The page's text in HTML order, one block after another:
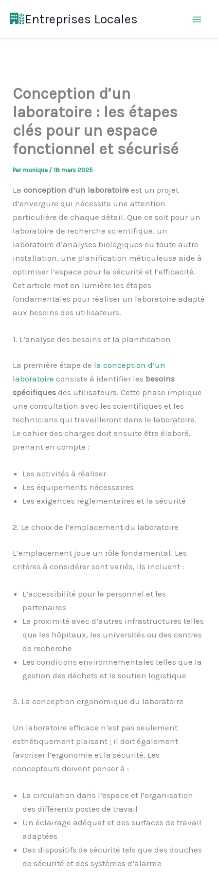
Entreprises Locales
Conception d’un
laboratoire : les étapes
clés pour un espace
fonctionnel et sécurisé
Parmonique /18 mars 2025
Laconception d’un laboratoire est un projet
d’envergure qui nécessite une attention
particulière de chaque détail. Que ce soit pour un
laboratoire de recherche scientifique, un
laboratoire d’analyses biologiques ou toute autre
installation, une planification méticuleuse aide à
optimiser l’espace pour la sécurité et l’efficacité.
Cet article met en lumière les étapes
fondamentales pour réaliser un laboratoire adapté
aux besoins des utilisateurs.
1. L’analyse des besoins et la planification
La première étape de la conception d’un
laboratoire consiste à identifier les besoins
spécifiques des utilisateurs. Cette phase implique
une consultation avec les scientifiques et les
techniciens qui travailleront dans le laboratoire.
Le cahier des charges doit ensuite être élaboré,
prenant en compte :
Les activités à réaliser
Les équipements nécessaires
Les exigences réglementaires et la sécurité
2. Le choix de l’emplacement du laboratoire
L’emplacement joue un rôle fondamental. Les
critères à considérer sont variés, ils incluent :
L’accessibilité pour le personnel et les
partenaires
La proximité avec d’autres infrastructures telles
que les hôpitaux, les universités ou des centres
de recherche
Les conditions environnementales telles que la
gestion des déchets et le soutien logistique
3. La conception ergonomique du laboratoire
Un laboratoire efficace n’est pas seulement
esthétiquement plaisant ; il doit également
favoriser l’ergonomie et la sécurité. Les
concepteurs doivent penser à :
La circulation dans l’espace et l’organisation
des différents postes de travail
Un éclairage adéquat et des surfaces de travail
adaptées
Des dispositifs de sécurité tels que des douches
de sécurité et des systèmes d’alarme